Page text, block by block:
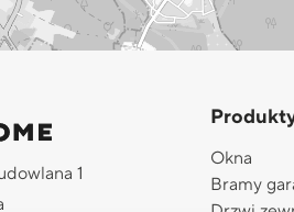
1
Okna
Bramy